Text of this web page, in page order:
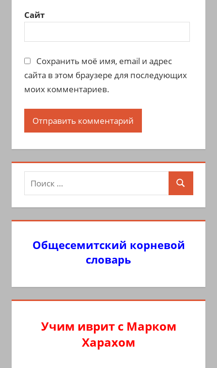
Сайт
Сохранить моё имя, email и адрес
сайта в этом браузере для последующих
моих комментариев.
Поиск
для:
Поиск
Общесемитский корневой
словарь
Учим иврит с Марком
Харахом